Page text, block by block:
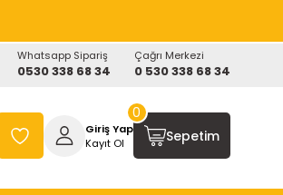
Whatsapp Sipariş
0530 338 68 34
Çağrı Merkezi
0 530 338 68 34
Giriş Yap
Kayıt Ol
Sepetim
0